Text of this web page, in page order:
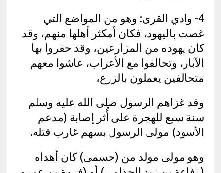
4- وادي القرى: وهو من المواضع التي
غصت باليهود، فكان أمكثر أهلها منهم، وقد
كان يهوده من المزارعين، وقد حفروا بها
الآبار، وتحالفوا مع الأعراب، عاشوا معهم
متحالفين يعملون بالزرع،
وقد غزاهم الرسول صلى الله عليه وسلم
سنة سبع للهجرة على أُثر إصابة (مدعم
الأسود) مولى الرسول بسهم غارب قتله.
وهو مولى مولد من (حسمى) كان أهداه